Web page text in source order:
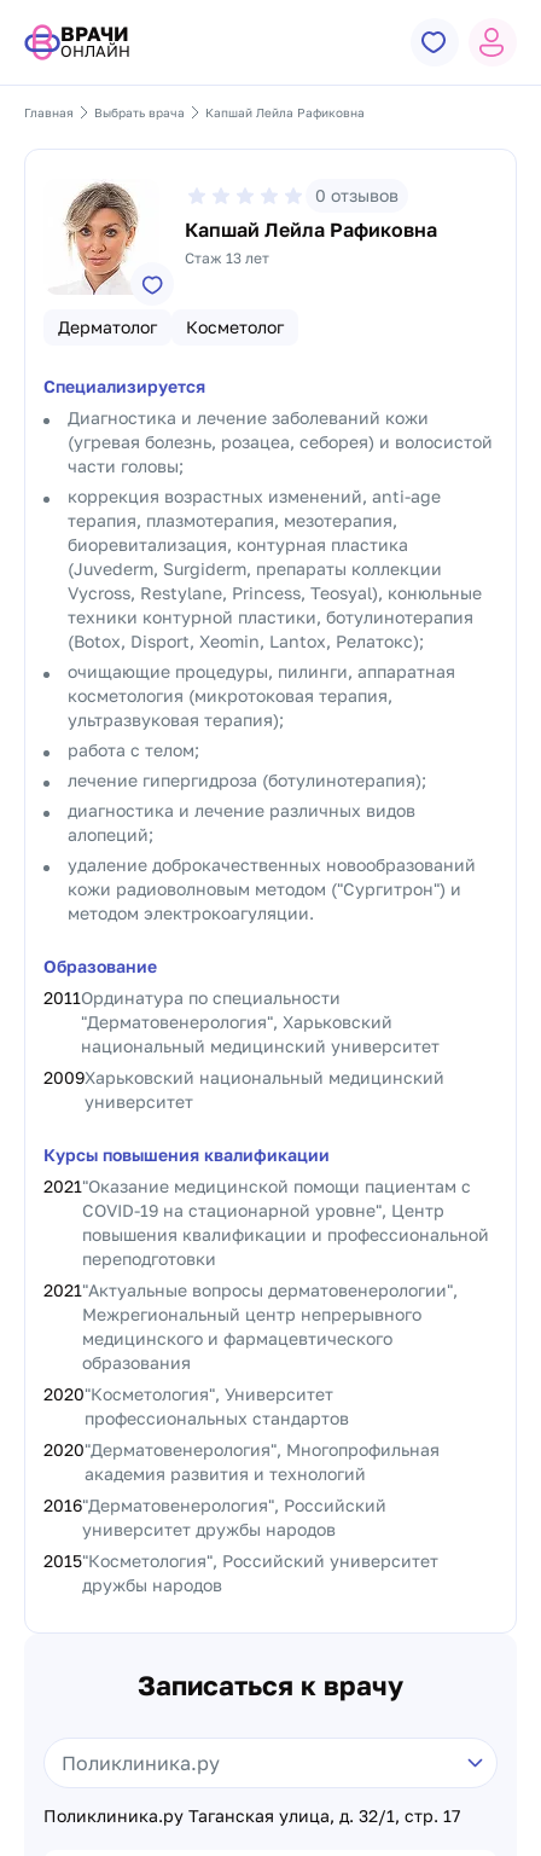
ВРАЧИ
ОНЛАЙН
Главная Выбрать врача Капшай Лейла Рафиковна
0 отзывов
Капшай Лейла Рафиковна
Стаж 13 лет
Дерматолог Косметолог
Специализируется
Диагностика и лечение заболеваний кожи
(угревая болезнь, розацеа, себорея) и волосистой
части головы;
коррекция возрастных изменений, anti-age
терапия, плазмотерапия, мезотерапия,
биоревитализация, контурная пластика
(Juvederm, Surgiderm, препараты коллекции
Vycross, Restylane, Princess, Teosyal), конюльные
техники контурной пластики, ботулинотерапия
(Botox, Disport, Xeomin, Lantox, Релатокс);
очищающие процедуры, пилинги, аппаратная
косметология (микротоковая терапия,
ультразвуковая терапия);
работа с телом;
лечение гипергидроза (ботулинотерапия);
диагностика и лечение различных видов
алопеций;
удаление доброкачественных новообразований
кожи радиоволновым методом ("Сургитрон") и
методом электрокоагуляции.
Образование
2011Ординатура по специальности
"Дерматовенерология", Харьковский
национальный медицинский университет
2009Харьковский национальный медицинский
университет
Курсы повышения квалификации
2021"Оказание медицинской помощи пациентам с
COVID-19 на стационарной уровне", Центр
повышения квалификации и профессиональной
переподготовки
2021"Актуальные вопросы дерматовенерологии",
Межрегиональный центр непрерывного
медицинского и фармацевтического
образования
2020"Косметология", Университет
профессиональных стандартов
2020"Дерматовенерология", Многопрофильная
академия развития и технологий
2016"Дерматовенерология", Российский
университет дружбы народов
2015"Косметология", Российский университет
дружбы народов
Записаться к врачу
Поликлиника.ру Таганская улица, д. 32/1, стр. 17